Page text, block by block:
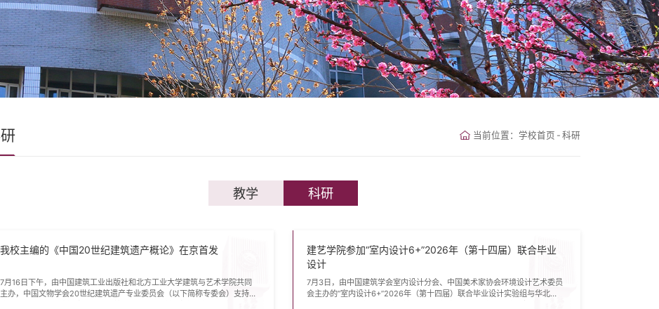
当前位置： 学校首页 - 科研
教学 科研
我校主编的《中国20世纪建筑遗产概论》在京首发
7月16日下午，由中国建筑工业出版社和北方工业大学建筑与艺术学院共同
主办，中国文物学会20世纪建筑遗产专业委员会（以下简称专委会）支持
建艺学院参加“室内设计6+”2026年（第十四届）联合毕业
设计
7月3日，由中国建筑学会室内设计分会、中国美术家协会环境设计艺术委员
会主办的“室内设计6+”2026年（第十四届）联合毕业设计实验组与华北区